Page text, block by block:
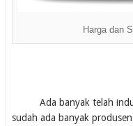
Harga dan
Ada banyak telah
sudah ada banyak